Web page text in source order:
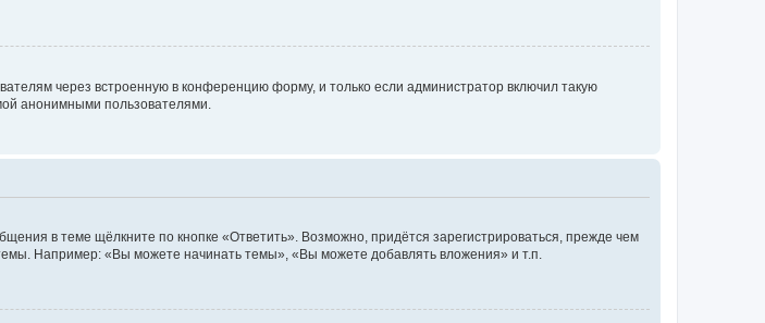
через встроенную в конференцию форму, и только если администратор включил такую
анонимными пользователями.
в теме щёлкните по кнопке «Ответить». Возможно, придётся зарегистрироваться, прежде чем
Например: «Вы можете начинать темы», «Вы можете добавлять вложения» и т.п.